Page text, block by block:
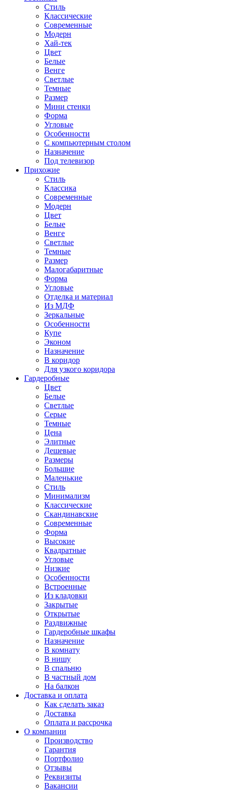
Стиль
Классические
Современные
Модерн
Хай-тек
Цвет
Белые
Венге
Светлые
Темные
Размер
Мини стенки
Форма
Угловые
Особенности
С компьютерным столом
Назначение
Под телевизор
Прихожие
Стиль
Классика
Современные
Модерн
Цвет
Белые
Венге
Светлые
Темные
Размер
Малогабаритные
Форма
Угловые
Отделка и материал
Из МДФ
Зеркальные
Особенности
Купе
Эконом
Назначение
В коридор
Для узкого коридора
Гардеробные
Цвет
Белые
Светлые
Серые
Темные
Цена
Элитные
Дешевые
Размеры
Большие
Маленькие
Стиль
Минимализм
Классические
Скандинавские
Современные
Форма
Высокие
Квадратные
Угловые
Низкие
Особенности
Встроенные
Из кладовки
Закрытые
Открытые
Раздвижные
Гардеробные шкафы
Назначение
В комнату
В нишу
В спальню
В частный дом
На балкон
Доставка и оплата
Как сделать заказ
Доставка
Оплата и рассрочка
О компании
Производство
Гарантия
Портфолио
Отзывы
Реквизиты
Вакансии